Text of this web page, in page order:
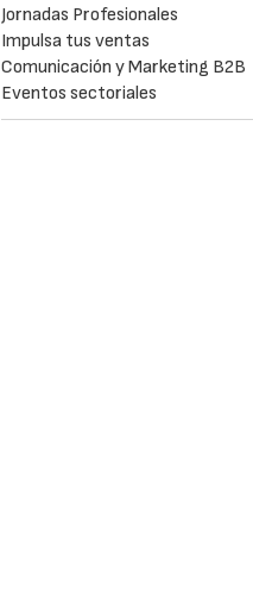
Jornadas Profesionales
Impulsa tus ventas
Comunicación y Marketing B2B
Eventos sectoriales